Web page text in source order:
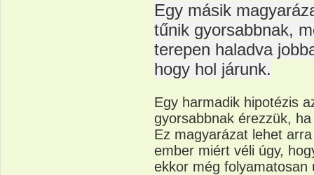
Egy másik
tűnik gyorsabbnak,
terepen haladva
hogy hol járunk.
Egy harmadik hipotézis
gyorsabbnak érezzük,
Ez magyarázat lehet
ember miért véli úgy,
ekkor még folyamatosan